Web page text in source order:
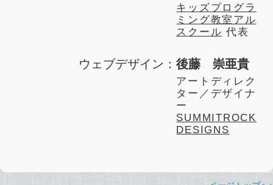
キッズプログラ
ミング教室アル
スクール 代表
ウェブデザイン：後藤 崇亜貴
アートディレク
ター／デザイナ
ー
SUMMITROCK
DESIGNS